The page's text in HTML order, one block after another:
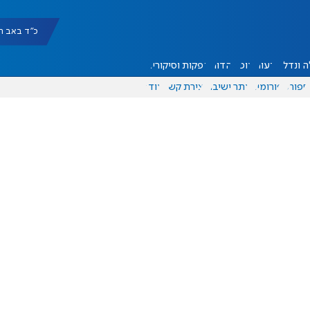
כ"ד באב תשפ"ו
ונדל"ן דעות אוכל יהדות הפקות וסיקורים
ספורט פורומים אתר ישיבה יצירת קשר עוד